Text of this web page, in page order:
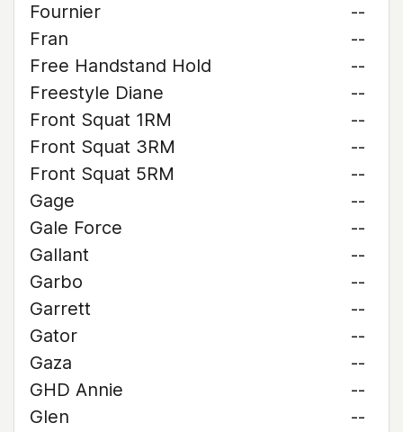
Fournier
--
Fran
--
Free Handstand Hold
--
Freestyle Diane
--
Front Squat 1RM
--
Front Squat 3RM
--
Front Squat 5RM
--
Gage
--
Gale Force
--
Gallant
--
Garbo
--
Garrett
--
Gator
--
Gaza
--
GHD Annie
--
Glen
--